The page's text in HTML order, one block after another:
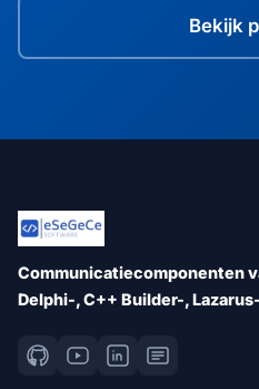
Bekijk
Communicatiecomponenten
Delphi-, C++ Builder-,